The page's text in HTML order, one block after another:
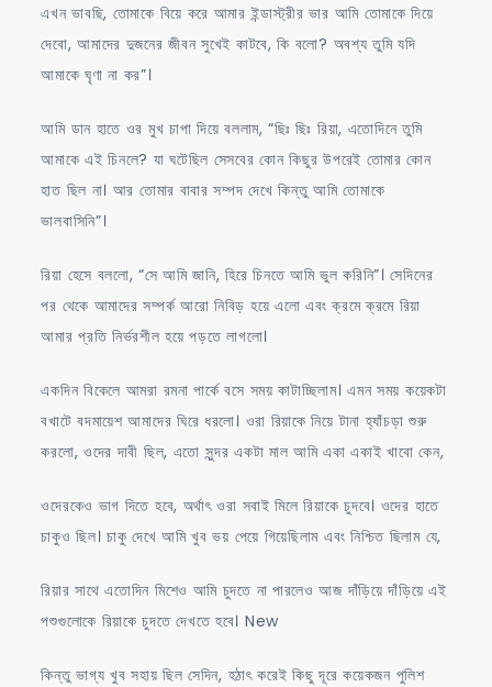
এখন ভাবছি, তোমাকে বিয়ে করে আমার ইন্ডাস্ট্রীর ভার আমি তোমাকে দিয়ে
দেবো, আমাদের দুজনের জীবন সুখেই কাটবে, কি বলো? অবশ্য তুমি যদি
আমাকে ঘৃণা না কর”।
আমি ডান হাতে ওর মুখ চাপা দিয়ে বললাম, “ছিঃ ছিঃ রিয়া, এতোদিনে তুমি
আমাকে এই চিনলে? যা ঘটেছিল সেসবের কোন কিছুর উপরেই তোমার কোন
হাত ছিল না। আর তোমার বাবার সম্পদ দেখে কিন্তু আমি তোমাকে
ভালবাসিনি”।
রিয়া হেসে বললো, “সে আমি জানি, হিরে চিনতে আমি ভুল করিনি”। সেদিনের
পর থেকে আমাদের সম্পর্ক আরো নিবিড় হয়ে এলো এবং ক্রমে ক্রমে রিয়া
আমার প্রতি নির্ভরশীল হয়ে পড়তে লাগলো।
একদিন বিকেলে আমরা রমনা পার্কে বসে সময় কাটাচ্ছিলাম। এমন সময় কয়েকটা
বখাটে বদমায়েশ আমাদের ঘিরে ধরলো। ওরা রিয়াকে নিয়ে টানা হ্যাঁচড়া শুরু
করলো, ওদের দাবী ছিল, এতো সুন্দর একটা মাল আমি একা একাই খাবো কেন,
ওদেরকেও ভাগ দিতে হবে, অর্থাৎ ওরা সবাই মিলে রিয়াকে চুদবে। ওদের হাতে
চাকুও ছিল। চাকু দেখে আমি খুব ভয় পেয়ে গিয়েছিলাম এবং নিশ্চিত ছিলাম যে,
রিয়ার সাথে এতোদিন মিশেও আমি চুদতে না পারলেও আজ দাঁড়িয়ে দাঁড়িয়ে এই
পশুগুলোকে রিয়াকে চুদতে দেখতে হবে। New
কিন্তু ভাগ্য খুব সহায় ছিল সেদিন, হঠাৎ করেই কিছু দূরে কয়েকজন পুলিশ